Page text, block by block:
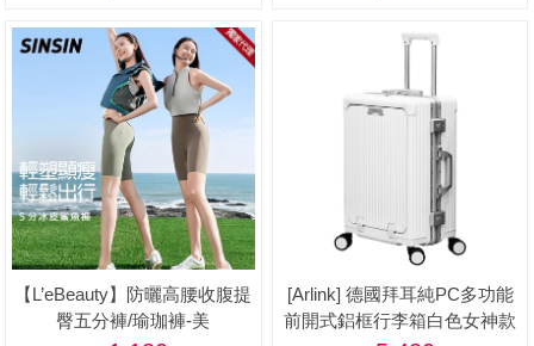
【L’eBeauty】防曬高腰收腹提
臀五分褲/瑜珈褲-美
[Arlink] 德國拜耳純PC多功能
前開式鋁框行李箱白色女神款